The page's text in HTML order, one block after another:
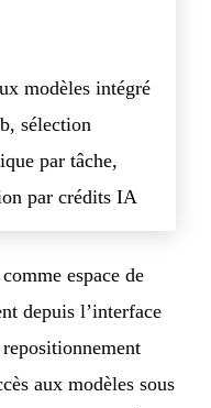
modèles intégré
sélection
par tâche,
par crédits IA
espace de
depuis l’interface
aux modèles sous